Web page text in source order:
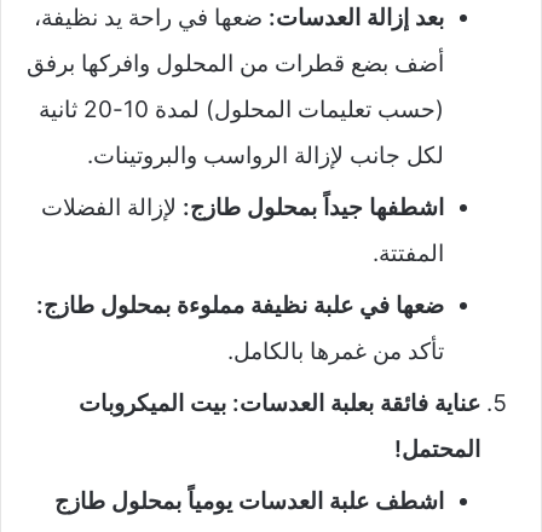
بعد إزالة العدسات: ضعها في راحة يد نظيفة،
أضف بضع قطرات من المحلول وافركها برفق
(حسب تعليمات المحلول) لمدة 10-20 ثانية
لكل جانب لإزالة الرواسب والبروتينات.
اشطفها جيداً بمحلول طازج: لإزالة الفضلات
المفتتة.
ضعها في علبة نظيفة مملوءة بمحلول طازج:
تأكد من غمرها بالكامل.
عناية فائقة بعلبة العدسات: بيت الميكروبات
المحتمل!
اشطف علبة العدسات يومياً بمحلول طازج